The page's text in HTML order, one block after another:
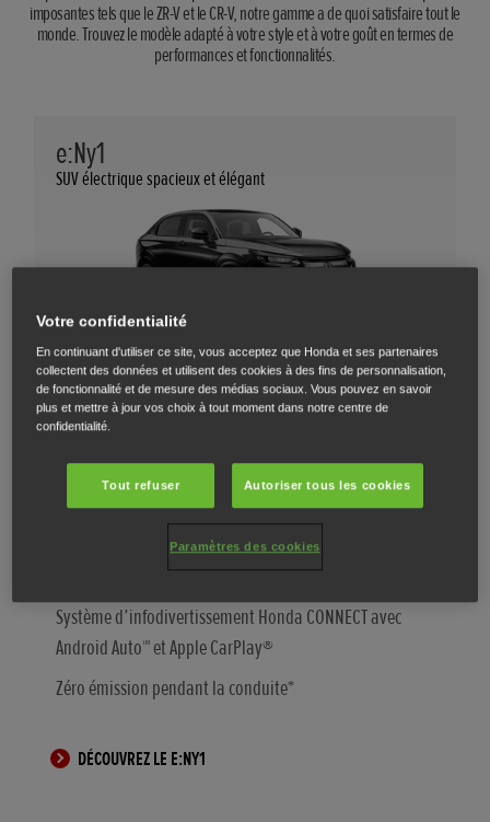
imposantes tels que le ZR-V et le CR-V, notre gamme a de quoi satisfaire tout le
monde. Trouvez le modèle adapté à votre style et à votre goût en termes de
performances et fonctionnalités.
e:Ny1
SUV électrique spacieux et élégant
Transmission électrique avancée
Autonomie de 412 km*
Volume du coffre de 1.176 litres**
Chargement rapide – Jusqu’à 80 % de charge en
l’espace de 45 minutes***
Honda SENSING de série
Système d’infodivertissement Honda CONNECT avec
Android Auto™ et Apple CarPlay®
Zéro émission pendant la conduite*
DÉCOUVREZ LE E:NY1
Votre confidentialité
En continuant d'utiliser ce site, vous acceptez que Honda et ses partenaires
collectent des données et utilisent des cookies à des fins de personnalisation,
de fonctionnalité et de mesure des médias sociaux. Vous pouvez en savoir
plus et mettre à jour vos choix à tout moment dans notre centre de
confidentialité.
Tout refuser Autoriser tous les cookies
Paramètres des cookies